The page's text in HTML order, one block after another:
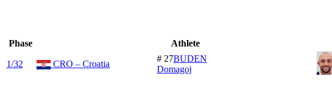
Phase
Athlete
1/32 CRO – Croatia
# 27BUDEN
Domagoj